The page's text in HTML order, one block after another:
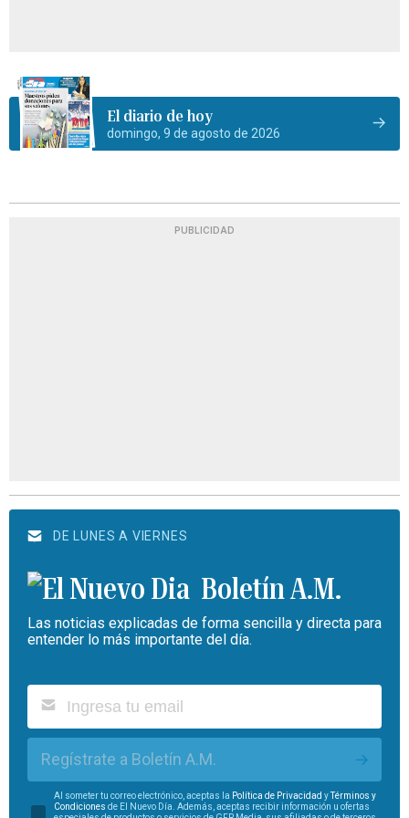
El diario de hoy
domingo, 9 de agosto de 2026
PUBLICIDAD
DE LUNES A VIERNES
Boletín A.M.
Las noticias explicadas de forma sencilla y directa para
entender lo más importante del día.
Regístrate a Boletín A.M.
Al someter tu correo electrónico, aceptas la Política de Privacidad yTérminos y
Condiciones de El Nuevo Día. Además, aceptas recibir información u ofertas